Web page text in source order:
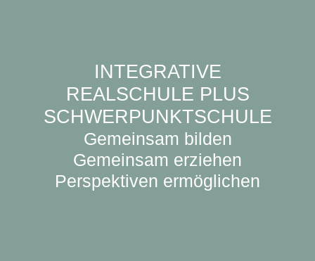
INTEGRATIVE
REALSCHULE PLUS
SCHWERPUNKTSCHULE
Gemeinsam bilden
Gemeinsam erziehen
Perspektiven ermöglichen